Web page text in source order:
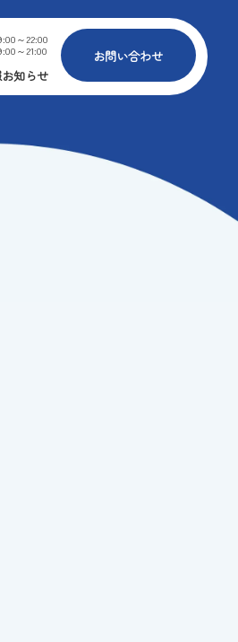
～22:00
～21:00
お問い合わせ
お知らせ